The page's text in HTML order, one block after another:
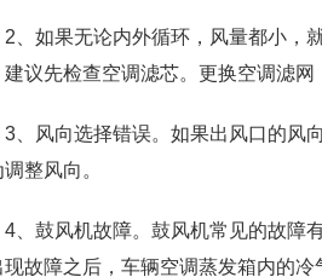
2、如果无论内外循环，风量都小，
建议先检查空调滤芯。更换空调滤网
3、风向选择错误。如果出风口的风
整风向。
4、鼓风机故障。鼓风机常见的故障
现故障之后，车辆空调蒸发箱内的